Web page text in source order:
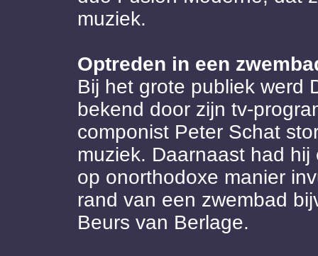
muziek.
Optreden in een
Bij het grote publiek werd
bekend door zijn tv-
componist Peter Schat
muziek. Daarnaast had
op onorthodoxe manier
rand van een zwembad
Beurs van Berlage.